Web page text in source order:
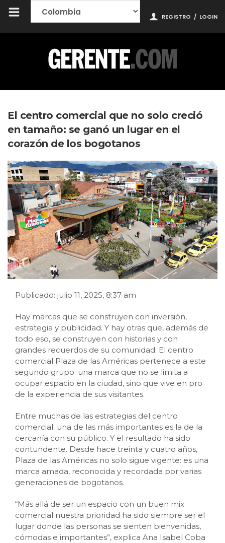
REGISTRO / LOGIN
El centro comercial que no solo creció
en tamaño: se ganó un lugar en el
corazón de los bogotanos
Publicado: julio 11, 2025, 8:37 am
Hay marcas que se construyen con inversión,
estrategia y publicidad. Y hay otras que, además de
todo eso, se construyen con historias y con
grandes recuerdos de su comunidad. El centro
comercial Plaza de las Américas pertenece a este
segundo grupo: una marca que no se limita a
ocupar espacio en la ciudad, sino que vive en pro
de la experiencia de sus visitantes.
Entre muchas de las estrategias del centro
comercial; una de las más importantes es la de la
cercanía con su público. Y el resultado ha sido
contundente. Desde hace treinta y cuatro años,
Plaza de las Américas no solo sigue vigente: es una
marca amada, reconocida y recordada por varias
generaciones de bogotanos.
“Más allá de ser un espacio con un buen mix
comercial nuestra prioridad ha sido siempre ser el
lugar donde las personas se sienten bienvenidas,
cómodas e importantes”, explica Ana Isabel Coba